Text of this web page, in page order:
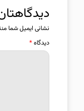
نشانی ایمیل شما
دیدگاه*